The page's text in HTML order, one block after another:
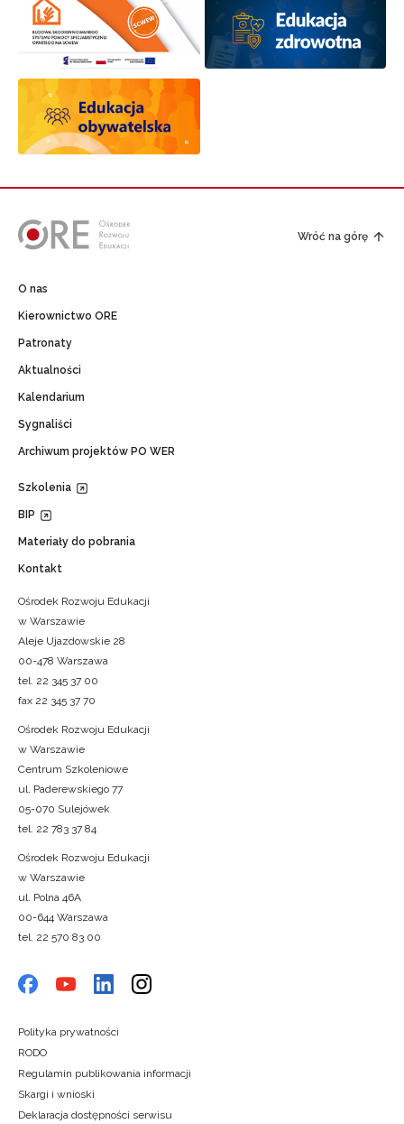
Wróć na górę
O nas
Kierownictwo ORE
Patronaty
Aktualności
Kalendarium
Sygnaliści
Archiwum projektów PO WER
Szkolenia
BIP
Materiały do pobrania
Kontakt
Ośrodek Rozwoju Edukacji
w Warszawie
Aleje Ujazdowskie 28
00-478 Warszawa
tel. 22 345 37 00
fax 22 345 37 70
Ośrodek Rozwoju Edukacji
w Warszawie
Centrum Szkoleniowe
ul. Paderewskiego 77
05-070 Sulejówek
tel. 22 783 37 84
Ośrodek Rozwoju Edukacji
w Warszawie
ul. Polna 46A
00-644 Warszawa
tel. 22 570 83 00
Polityka prywatności
RODO
Regulamin publikowania informacji
Skargi i wnioski
Deklaracja dostępności serwisu